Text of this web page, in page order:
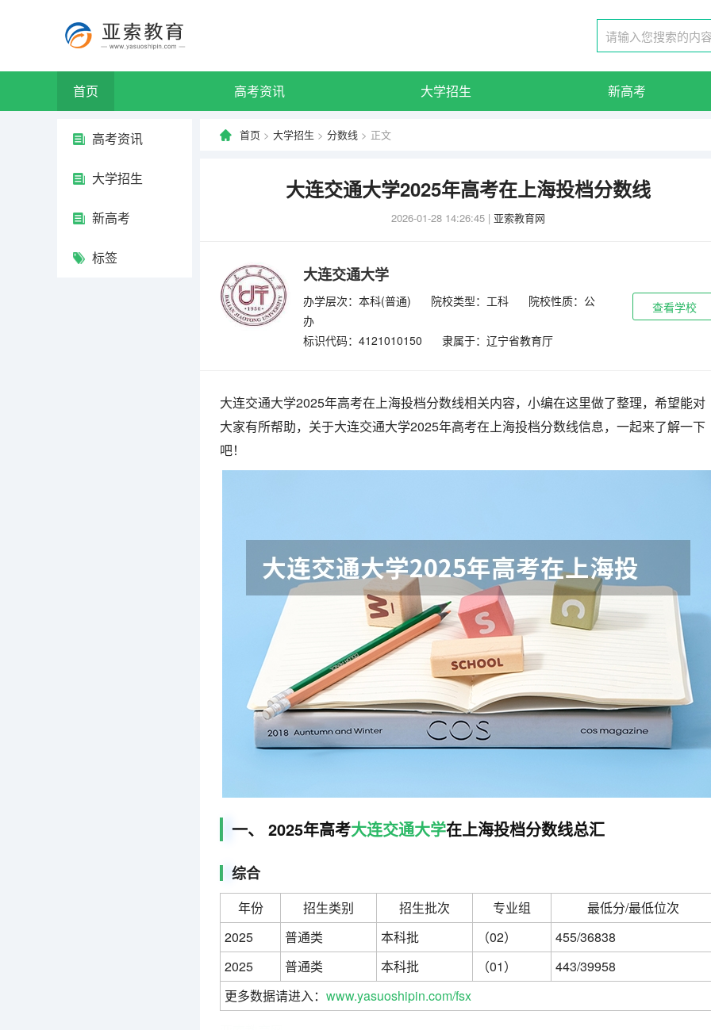
首页 高考资讯 大学招生 新高考
高考资讯
大学招生
新高考
标签
首页 > 大学招生 > 分数线 > 正文
大连交通大学2025年高考在上海投档分数线
2026-01-28 14:26:45 | 亚索教育网
大连交通大学
办学层次：本科(普通) 院校类型：工科
院校性质：公
办
标识代码：4121010150
隶属于：辽宁省教育厅
查看学校
大连交通大学2025年高考在上海投档分数线相关内容，小编在这里做了整理，希望能对
大家有所帮助，关于大连交通大学2025年高考在上海投档分数线信息，一起来了解一下
吧！
一、 2025年高考大连交通大学在上海投档分数线总汇
综合
年份 招生类别 招生批次 专业组
最低分/最低位次
2025
普通类 本科批 （02）
455/36838
2025
普通类 本科批 （01）
443/39958
更多数据请进入： www.yasuoshipin.com/fsx